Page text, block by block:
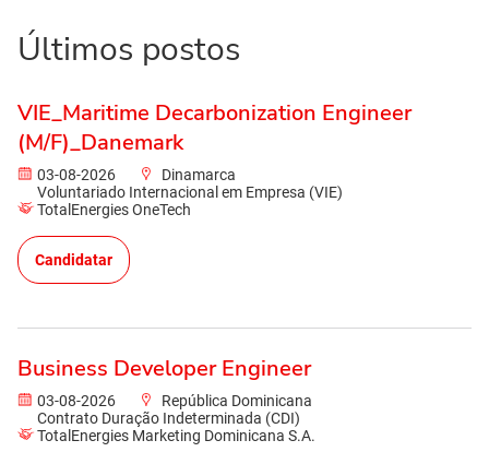
Últimos postos
VIE_Maritime Decarbonization Engineer
(M/F)_Danemark
03-08-2026
Dinamarca
Voluntariado Internacional em Empresa (VIE)
TotalEnergies OneTech
Candidatar
Business Developer Engineer
03-08-2026
República Dominicana
Contrato Duração Indeterminada (CDI)
TotalEnergies Marketing Dominicana S.A.